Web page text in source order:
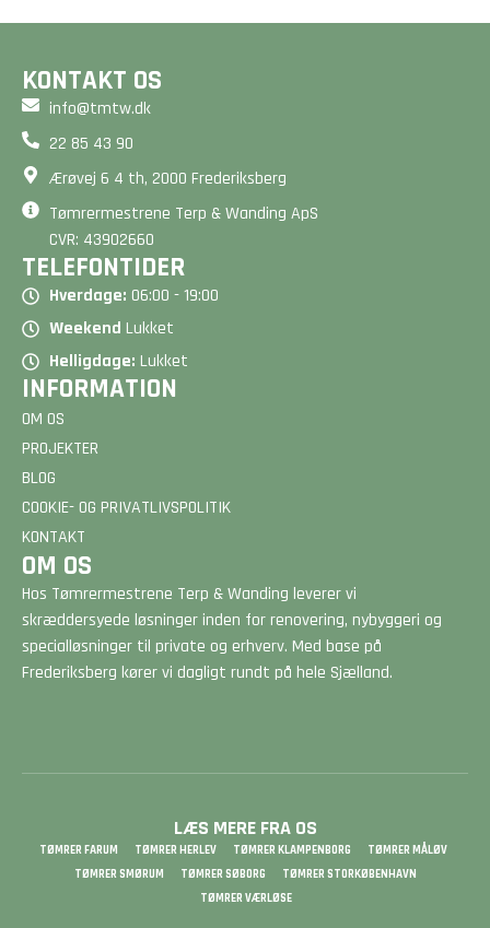
BEREGN PRIS BEREGN PRIS
KONTAKT OS
info@tmtw.dk
22 85 43 90
Ærøvej 6 4 th, 2000 Frederiksberg
Tømrermestrene Terp & Wanding ApS
CVR: 43902660
TELEFONTIDER
Hverdage: 06:00 - 19:00
Weekend Lukket
Helligdage: Lukket
INFORMATION
OM OS
PROJEKTER
BLOG
COOKIE- OG PRIVATLIVSPOLITIK
KONTAKT
OM OS
Hos Tømrermestrene Terp & Wanding leverer vi
skræddersyede løsninger inden for renovering, nybyggeri og
specialløsninger til private og erhverv. Med base på
Frederiksberg kører vi dagligt rundt på hele Sjælland.
LÆS MERE FRA OS
TØMRER FARUM TØMRER HERLEV TØMRER KLAMPENBORG
TØMRER MÅLØV
TØMRER SMØRUM
TØMRER SØBORG
TØMRER STORKØBENHAVN
TØMRER VÆRLØSE